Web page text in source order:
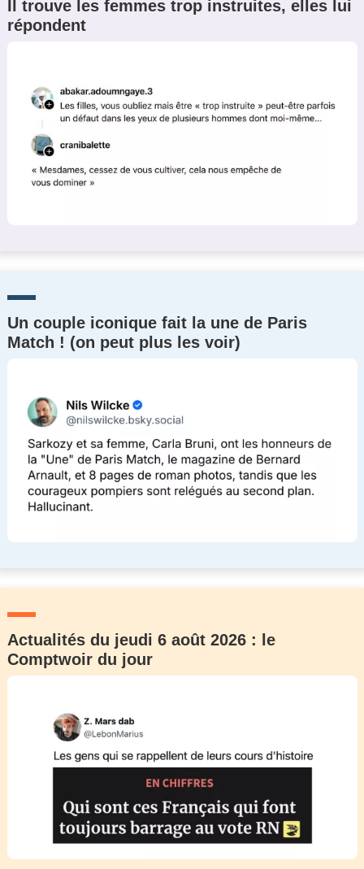
Il trouve les femmes trop instruites, elles lui
répondent
Un couple iconique fait la une de Paris
Match ! (on peut plus les voir)
Actualités du jeudi 6 août 2026 : le
Comptwoir du jour